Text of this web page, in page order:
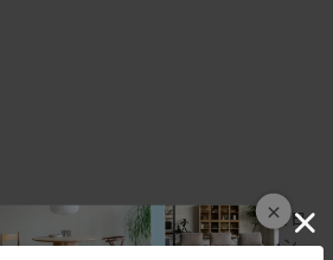
×
てご使用いただけますよう、工場出荷日
ます。また製品に付属する照明やコン